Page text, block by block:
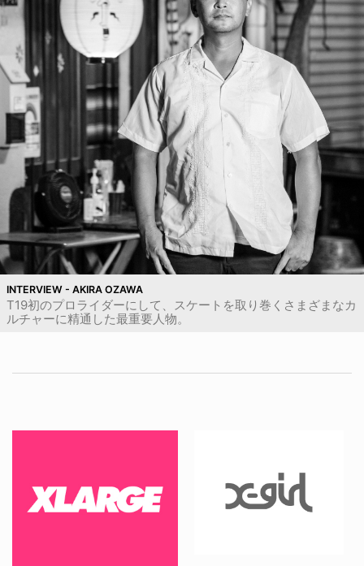
INTERVIEW - AKIRA OZAWA
T19初のプロライダーにして、スケートを取り巻くさまざまなカ
ルチャーに精通した最重要人物。